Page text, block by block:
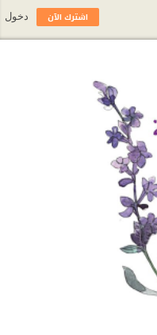
اشترك الآن دخول